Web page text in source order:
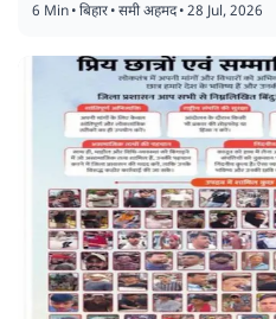
6 Min•बिहार•समी अहमद•28 Jul, 2026